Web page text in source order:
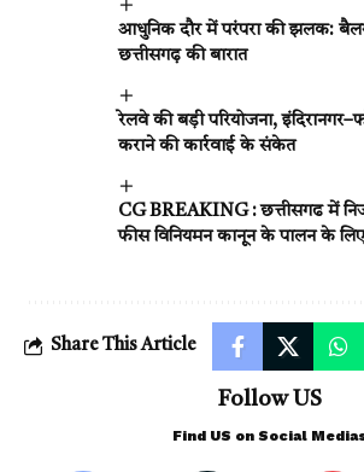
आधुनिक दौर में परंपरा की झलक:
छत्तीसगढ़ की बारात
रेलवे की बड़ी परियोजना,
कराने की कार्रवाई के संकेत
CG BREAKING : छत्तीसगढ में
फीस विनियमन कानून के पालन के
Share This Article
Follow US
Find US on Social